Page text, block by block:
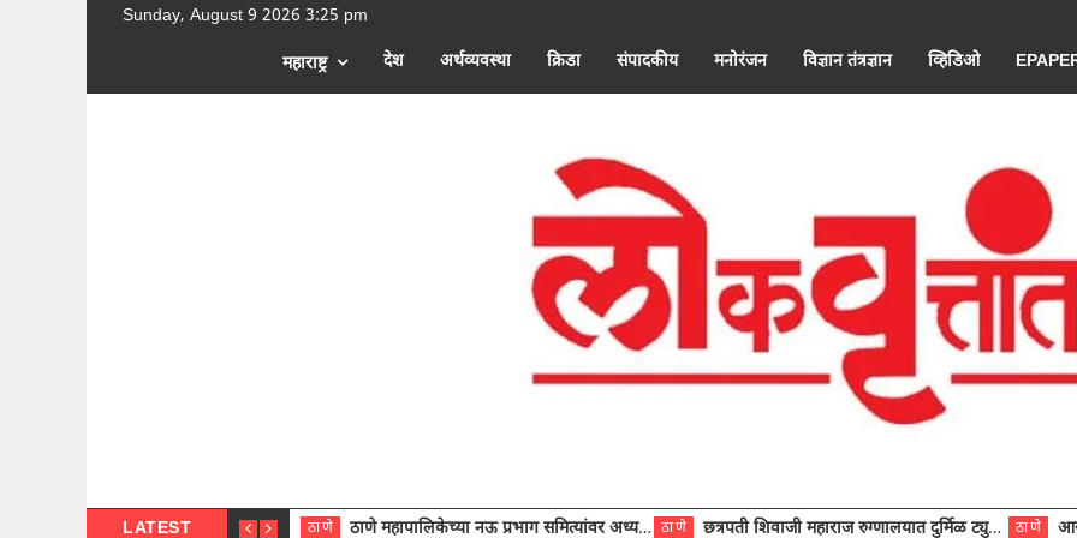
Sunday, August 9 2026 3:25 pm
महाराष्ट्र देश अर्थव्यवस्था क्रिडा संपादकीय मनोरंजन विज्ञान तंत्रज्ञान व्हिडिओ
LATEST ठाणे ठाणे महापालिकेच्या नऊ प्रभाग समित्यांवर अध्यक्ष विराजमान ठाणे छत्रपती शिवाजी महाराज रुग्णालयात दुर्मिळ ट्युमरची यशस्वी शस्त्रक्रिया ठाणे आरोग्य